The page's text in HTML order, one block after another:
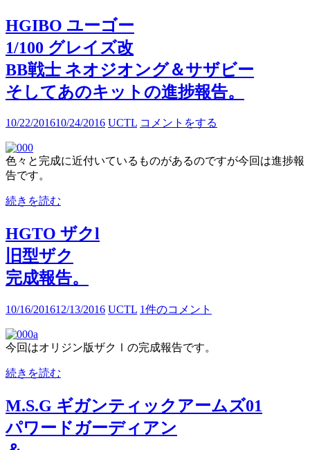
HGIBO ユーゴー
1/100 グレイズ改
BB戦士 ネオジオング＆サザビー
そしてあのキットの進捗報告。
10/22/201610/24/2016 UCTL コメントをする
色々と完成に近付いているものがあるのですが今回は進捗報
告です。
続きを読む
HGTO ザクl
旧型ザク
完成報告。
10/16/201612/13/2016 UCTL 1件のコメント
今回はオリジン版ザクⅠの完成報告です。
続きを読む
M.S.G ギガンティックアームズ01
パワードガーディアン